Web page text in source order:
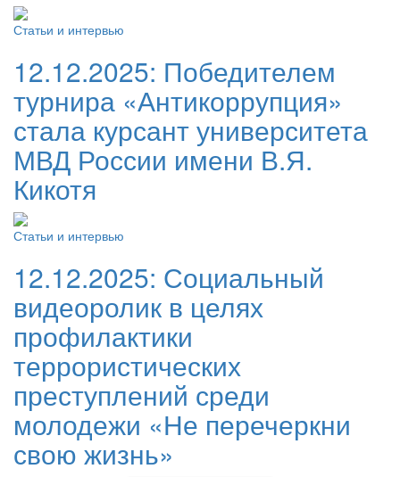
Статьи и интервью
12.12.2025: Победителем
турнира «Антикоррупция»
стала курсант университета
МВД России имени В.Я.
Кикотя
Статьи и интервью
12.12.2025: Социальный
видеоролик в целях
профилактики
террористических
преступлений среди
молодежи «Не перечеркни
свою жизнь»